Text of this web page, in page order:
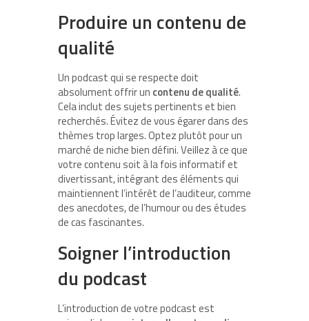
Produire un contenu de
qualité
Un podcast qui se respecte doit
absolument offrir un contenu de qualité.
Cela inclut des sujets pertinents et bien
recherchés. Évitez de vous égarer dans des
thèmes trop larges. Optez plutôt pour un
marché de niche bien défini. Veillez à ce que
votre contenu soit à la fois informatif et
divertissant, intégrant des éléments qui
maintiennent l’intérêt de l’auditeur, comme
des anecdotes, de l’humour ou des études
de cas fascinantes.
Soigner l’introduction
du podcast
L’introduction de votre podcast est